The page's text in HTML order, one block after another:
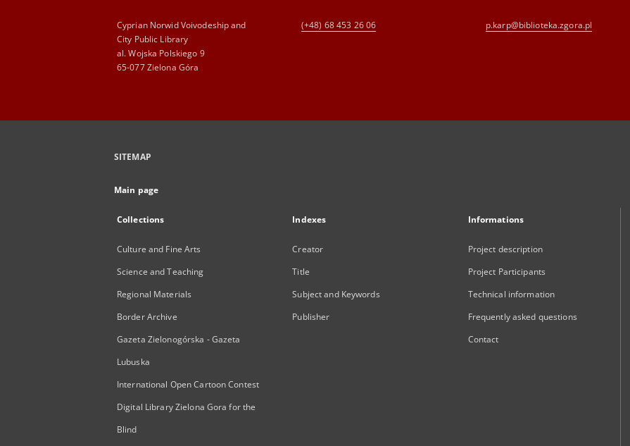
Cyprian Norwid Voivodeship and
City Public Library
al. Wojska Polskiego 9
65-077 Zielona Góra
(+48) 68 453 26 06 p.karp@biblioteka.zgora.pl
SITEMAP
Main page
Collections
Culture and Fine Arts
Science and Teaching
Regional Materials
Border Archive
Gazeta Zielonogórska - Gazeta
Lubuska
International Open Cartoon Contest
Digital Library Zielona Gora for the
Blind
Indexes
Creator
Title
Subject and Keywords
Publisher
Informations
Project description
Project Participants
Technical information
Frequently asked questions
Contact